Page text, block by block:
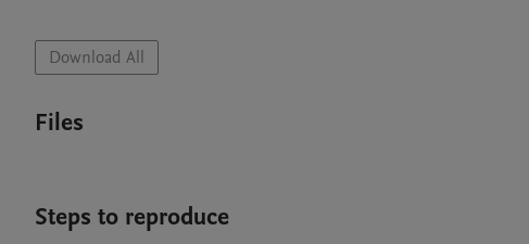
Download All
Files
Steps to reproduce